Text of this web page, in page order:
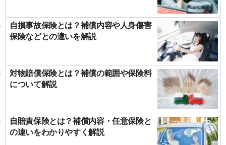
自損事故保険とは？補償内容や人身傷害
保険などとの違いを解説
対物賠償保険とは？補償の範囲や保険料
について解説
自賠責保険とは？補償内容・任意保険と
の違いをわかりやすく解説